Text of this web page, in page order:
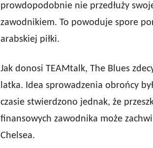
prowdopodobnie nie przedłuży
zawodnikiem. To powoduje spore
arabskiej piłki.
Jak donosi TEAMtalk, The Blues
latka. Idea sprowadzenia obrońcy
czasie stwierdzono jednak, że
finansowych zawodnika może
Chelsea.